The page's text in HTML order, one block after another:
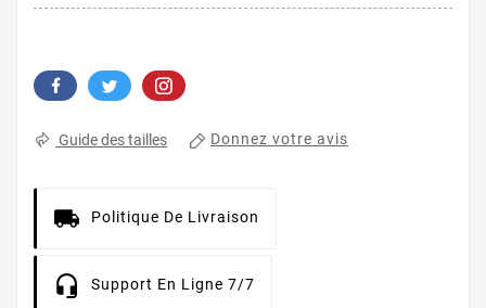
Guide des tailles Donnez votre avis
Politique De Livraison
Support En Ligne 7/7